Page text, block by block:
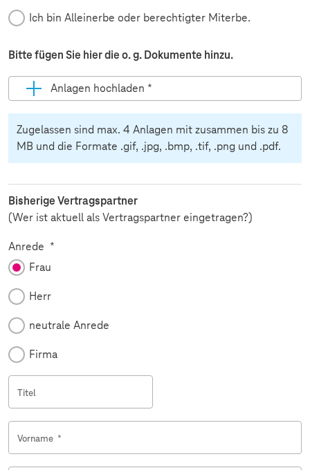
Ich bin Alleinerbe oder berechtigter Miterbe.
Bitte fügen Sie hier die o. g. Dokumente hinzu.
Anlagen hochladen *
Zugelassen sind max. 4 Anlagen mit zusammen bis zu 8
MB und die Formate .gif, .jpg, .bmp, .tif, .png und .pdf.
Bisherige Vertragspartner
(Wer ist aktuell als Vertragspartner eingetragen?)
Anrede Pflichtfeld
*
Frau
Herr
neutrale Anrede
Firma
Titel
Vorname *